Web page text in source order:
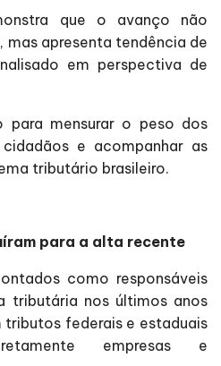
que o avanço não
apresenta tendência de
em perspectiva de
para mensurar o peso dos
e acompanhar as
tributário brasileiro.
para a alta recente
como responsáveis
tributária nos últimos anos
federais e estaduais
empresas e